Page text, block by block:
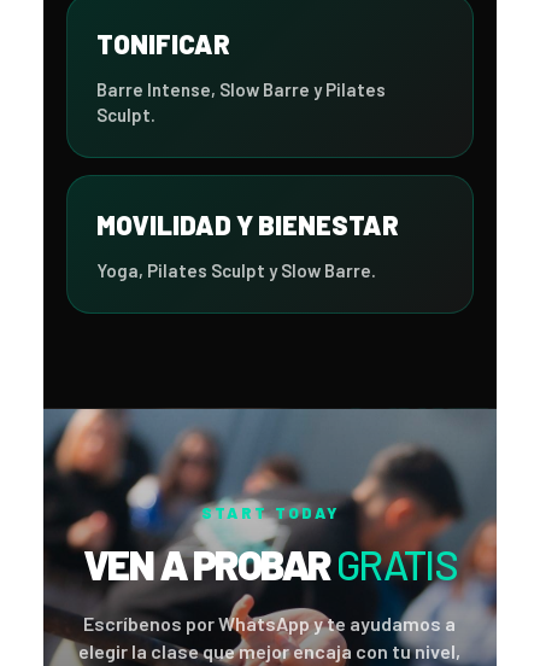
TONIFICAR
Barre Intense, Slow Barre y Pilates
Sculpt.
MOVILIDAD Y BIENESTAR
Yoga, Pilates Sculpt y Slow Barre.
START TODAY
VEN A PROBARGRATIS
Escríbenos por WhatsApp y te ayudamos a
elegir la clase que mejor encaja con tu nivel,